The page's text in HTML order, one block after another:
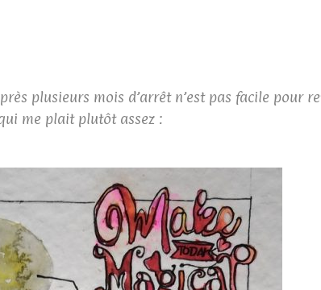
plusieurs mois d’arrêt n’est pas facile pour
me plait plutôt assez :